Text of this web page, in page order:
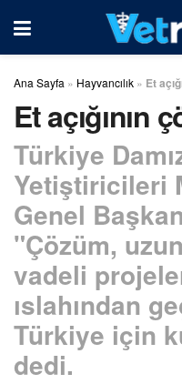
Ana Sayfa » Hayvancılık » Et
Et açığının
Türkiye
Yetiştiricileri
Genel
"Çözüm,
vadeli
ıslahından
Türkiye için
dedi.